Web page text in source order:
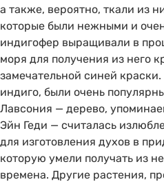
а также, вероятно, ткали из
которые были нежными и
индигофер выращивали в
моря для получения из него
замечательной синей
индиго, были очень
Лавсония — дерево,
Эйн Геди — считалась
для изготовления духов в
которую умели получать из
времена. Другие растения,